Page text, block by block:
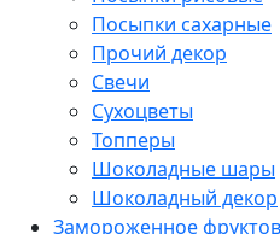
Посыпки сахарные
Прочий декор
Свечи
Сухоцветы
Топперы
Шоколадные шары
Шоколадный декор
Замороженное